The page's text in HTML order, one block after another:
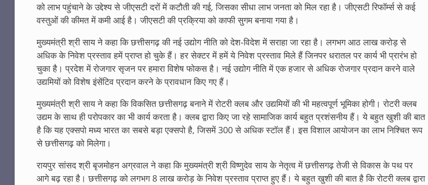
को लाभ पहुंचाने के उद्देश्य से जीएसटी दरों में कटौती की गई, जिसका सीधा लाभ जनता को मिल रहा है। जीएसटी रिफॉर्म्स से कई
वस्तुओं की कीमत में कमी आई है। जीएसटी की प्रक्रिया को काफी सुगम बनाया गया है।
मुख्यमंत्री श्री साय ने कहा कि छत्तीसगढ़ की नई उद्योग नीति को देश-विदेश में सराहा जा रहा है। लगभग आठ लाख करोड़ से
अधिक के निवेश प्रस्ताव हमें प्राप्त हो चुके हैं। हर सेक्टर में हमें ये निवेश प्रस्ताव मिले हैं जिनपर धरातल पर कार्य भी प्रारंभ हो
चुका है। प्रदेश में रोजगार सृजन पर हमारा विशेष फोकस है। नई उद्योग नीति में एक हजार से अधिक रोजगार प्रदान करने वाले
उद्यमियों को विशेष इंसेंटिव प्रदान करने के प्रावधान किए गए हैं।
मुख्यमंत्री श्री साय ने कहा कि विकसित छत्तीसगढ़ बनाने में रोटरी क्लब और उद्यमियों की भी महत्वपूर्ण भूमिका होगी। रोटरी क्लब
उद्यम के साथ ही परोपकार का भी कार्य करता है। क्लब द्वारा किए जा रहे सामाजिक कार्य बहुत प्रशंसनीय हैं। ये बहुत खुशी की बात
है कि यह एक्सपो मध्य भारत का सबसे बड़ा एक्सपो है, जिसमें 300 से अधिक स्टॉल हैं। इस विशाल आयोजन का लाभ निश्चित रूप
से छत्तीसगढ़ को मिलेगा।
रायपुर सांसद श्री बृजमोहन अग्रवाल ने कहा कि मुख्यमंत्री श्री विष्णुदेव साय के नेतृत्व में छत्तीसगढ़ तेजी से विकास के पथ पर
आगे बढ़ रहा है। छत्तीसगढ़ को लगभग 8 लाख करोड़ के निवेश प्रस्ताव प्राप्त हुए हैं। ये बहुत खुशी की बात है कि रोटरी क्लब द्वारा